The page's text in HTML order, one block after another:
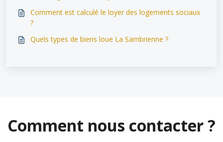
Comment est calculé le loyer des logements sociaux
?
Quels types de biens loue La Sambrienne ?